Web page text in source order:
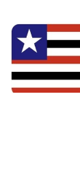
para
conteúdo